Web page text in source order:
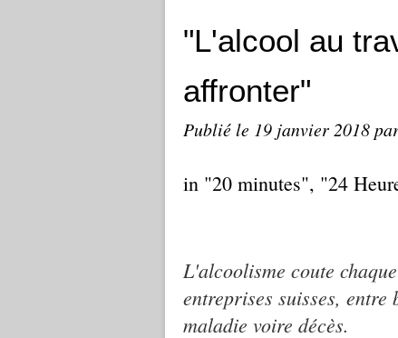
"L'alcool au
affronter"
Publié le 19 janvier 2018
in "20 minutes", "24
L'alcoolisme coute
entreprises suisses, entre
maladie voire décès.